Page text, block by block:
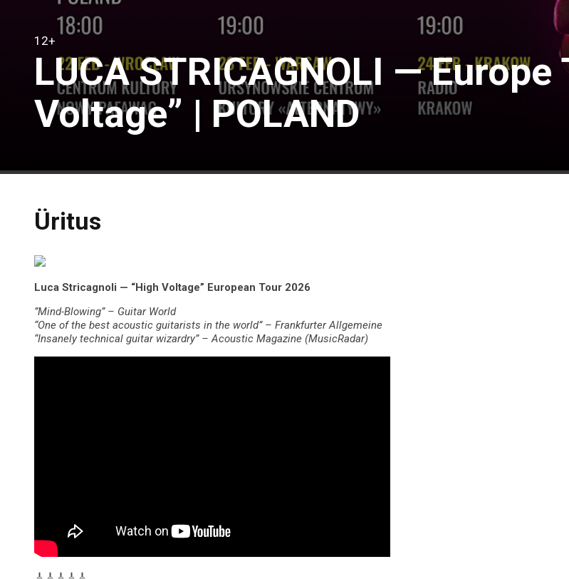
12+
LUCA STRICAGNOLI —
Voltage” | POLAND
Üritus
Luca Stricagnoli — “High Voltage” European Tour 2026
”Mind-Blowing” – Guitar World
“One of the best acoustic guitarists in the world” – Frankfurter Allgemeine
“Insanely technical guitar wizardry” – Acoustic Magazine (MusicRadar)